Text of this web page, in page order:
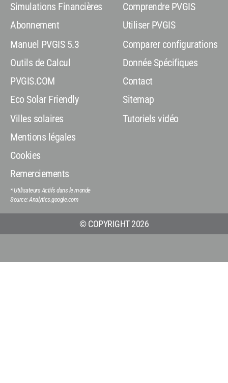
Simulations Financières
Abonnement
Manuel PVGIS 5.3
Outils de Calcul
PVGIS.COM
Eco Solar Friendly
Villes solaires
Mentions légales
Cookies
Remerciements
Comprendre PVGIS
Utiliser PVGIS
Comparer configurations
Donnée Spécifiques
Contact
Sitemap
Tutoriels vidéo
* Utilisateurs Actifs dans le monde
Source: Analytics.google.com
© COPYRIGHT 2026